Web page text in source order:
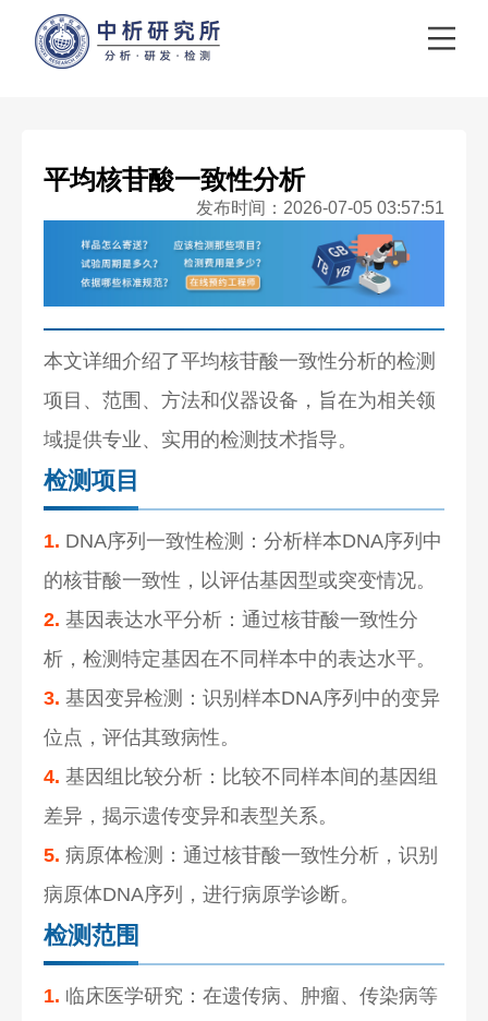
平均核苷酸一致性分析
发布时间：2026-07-05 03:57:51
本文详细介绍了平均核苷酸一致性分析的检测
项目、范围、方法和仪器设备，旨在为相关领
域提供专业、实用的检测技术指导。
检测项目
1. DNA序列一致性检测：分析样本DNA序列中
的核苷酸一致性，以评估基因型或突变情况。
2. 基因表达水平分析：通过核苷酸一致性分
析，检测特定基因在不同样本中的表达水平。
3. 基因变异检测：识别样本DNA序列中的变异
位点，评估其致病性。
4. 基因组比较分析：比较不同样本间的基因组
差异，揭示遗传变异和表型关系。
5. 病原体检测：通过核苷酸一致性分析，识别
病原体DNA序列，进行病原学诊断。
检测范围
1. 临床医学研究：在遗传病、肿瘤、传染病等